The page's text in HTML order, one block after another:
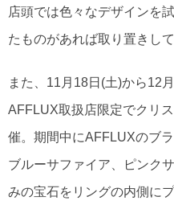
店頭では色々なデザインを
たものがあれば取り置きし
また、11月18日(土)から12
AFFLUX取扱店限定でクリ
催。期間中にAFFLUXのブ
ブルーサファイア、ピンク
みの宝石をリングの内側に